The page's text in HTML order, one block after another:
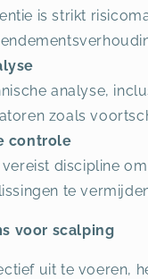
is strikt
analyse,
zoals
controle
discipline
te
voor scalping
uit te voeren,